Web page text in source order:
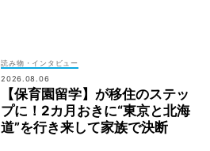
読み物・インタビュー
2026.08.06
【保育園留学】が移住のステッ
プに！2カ月おきに“東京と北海
道”を行き来して家族で決断